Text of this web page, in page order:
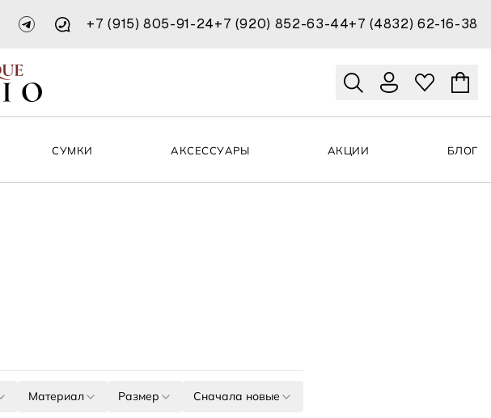
+7 (915) 805-91-24+7 (920) 852-63-44+7 (4832) 62-16-38
СУМКИ АКСЕССУАРЫ АКЦИИ БЛОГ
Материал Размер Сначала новые